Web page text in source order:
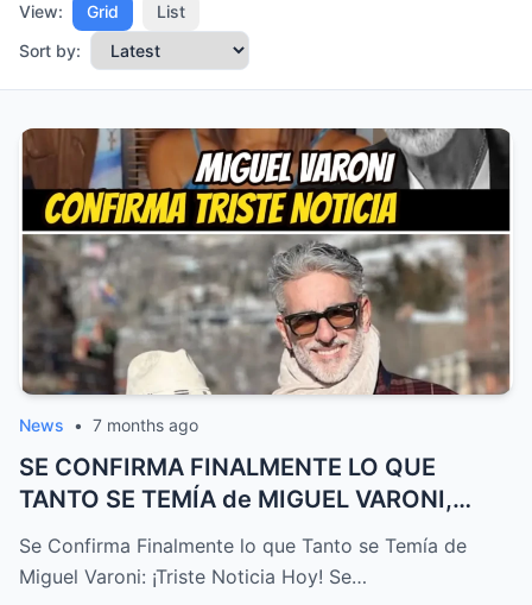
View: Grid
List
Sort by:
News • 7 months ago
SE CONFIRMA FINALMENTE LO QUE
TANTO SE TEMÍA de MIGUEL VARONI,
TRISTE ...
Se Confirma Finalmente lo que Tanto se Temía de
Miguel Varoni: ¡Triste Noticia Hoy! Se…